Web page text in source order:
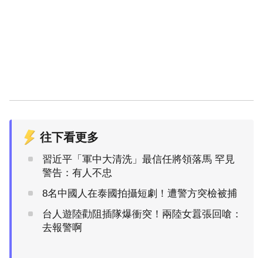
往下看更多
習近平「軍中大清洗」最信任將領落馬 罕見
警告：有人不忠
8名中國人在泰國拍攝短劇！遭警方突檢被捕
台人遊陸勸阻插隊爆衝突！兩陸女囂張回嗆：
去報警啊